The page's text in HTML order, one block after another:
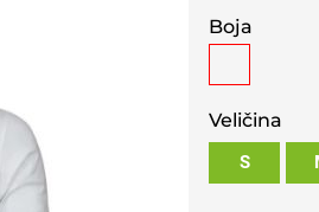
Boja
Veličina
S